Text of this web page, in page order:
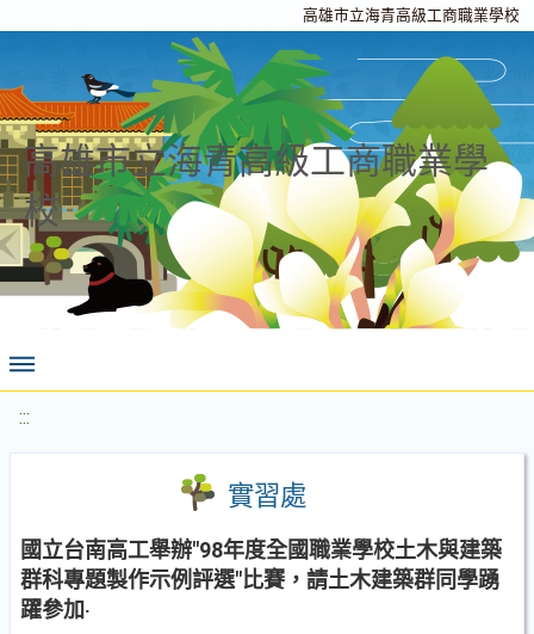
高雄市立海青高級工商職業學校
高雄市立海青高級工商職業學
校
:::
實習處
國立台南高工舉辦"98年度全國職業學校土木與建築
群科專題製作示例評選"比賽，請土木建築群同學踴
躍參加‧